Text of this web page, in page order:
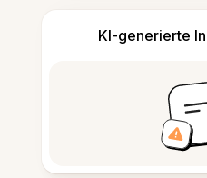
KI-generierte